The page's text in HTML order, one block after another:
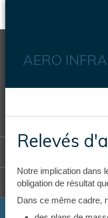
AERO
Relevés
Notre implication dans
obligation de résultat
Dans ce même cadre,